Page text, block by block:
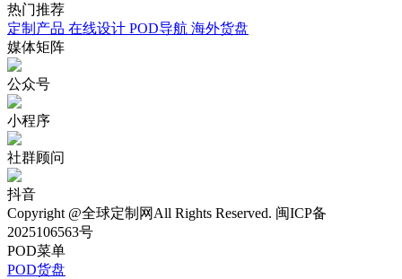
热门推荐
定制产品 在线设计 POD导航 海外货盘
媒体矩阵
公众号
小程序
社群顾问
抖音
Copyright @全球定制网All Rights Reserved. 闽ICP备
2025106563号
POD菜单
POD货盘